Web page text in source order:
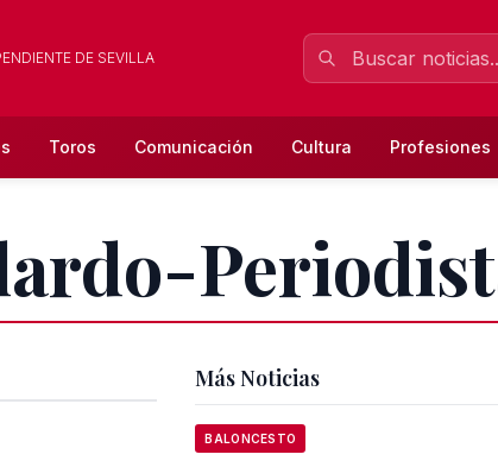
DE SEVILLA
Toros Comunicación Cultura Profesiones
Más Noticias
BALONCESTO